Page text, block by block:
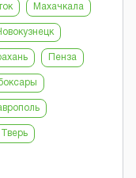
Махачкала
Пенза
Тверь